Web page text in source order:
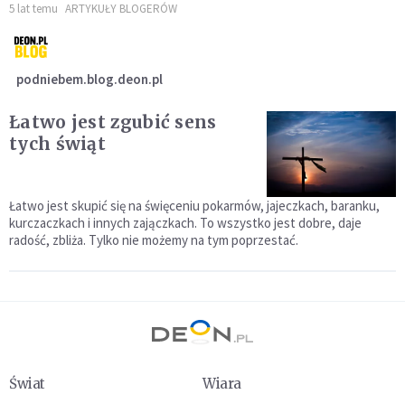
5 lat temu ARTYKUŁY BLOGERÓW
podniebem.blog.deon.pl
Łatwo jest zgubić sens
tych świąt
Łatwo jest skupić się na święceniu pokarmów, jajeczkach, baranku,
kurczaczkach i innych zajączkach. To wszystko jest dobre, daje
radość, zbliża. Tylko nie możemy na tym poprzestać.
Świat
Wiara